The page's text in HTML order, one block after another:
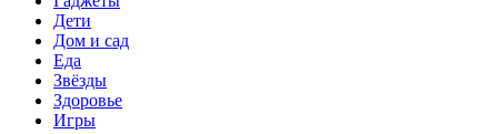
Дети
Дом и сад
Еда
Звёзды
Здоровье
Игры